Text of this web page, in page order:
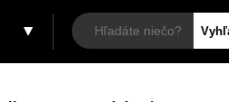
Hľadať